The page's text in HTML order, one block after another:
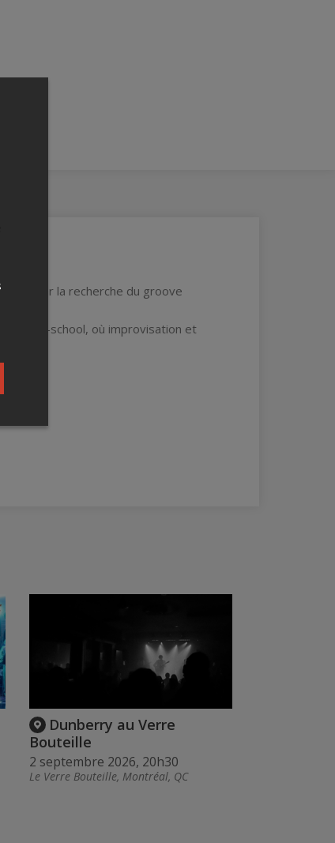
par la recherche du groove
et old-school, où improvisation et
Dunberry au Verre
Bouteille
2 septembre 2026, 20h30
Le Verre Bouteille, Montréal, QC